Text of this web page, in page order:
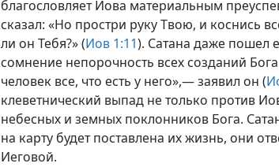
благословляет Иова материальным
сказал: «Но простри руку Твою, и коснись
ли он Тебя?» (Иов 1:11). Сатана даже пошел
сомнение непорочность всех созданий
человек все, что есть у него»,— заявил он (
клеветнический выпад не только против
небесных и земных поклонников Бога.
на карту будет поставлена их жизнь, они
Иеговой.